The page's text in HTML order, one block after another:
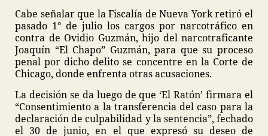
Cabe señalar que la Fiscalía de Nueva York retiró el
pasado 1° de julio los cargos por narcotráfico en
contra de Ovidio Guzmán, hijo del narcotraficante
Joaquín “El Chapo” Guzmán, para que su proceso
penal por dicho delito se concentre en la Corte de
Chicago, donde enfrenta otras acusaciones.
La decisión se da luego de que ‘El Ratón’ firmara el
“Consentimiento a la transferencia del caso para la
declaración de culpabilidad y la sentencia”, fechado
el 30 de junio, en el que expresó su deseo de